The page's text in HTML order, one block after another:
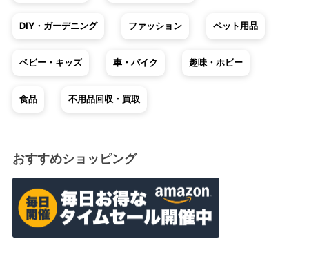
DIY・ガーデニング ファッション ペット用品
ベビー・キッズ 車・バイク 趣味・ホビー
食品 不用品回収・買取
おすすめショッピング